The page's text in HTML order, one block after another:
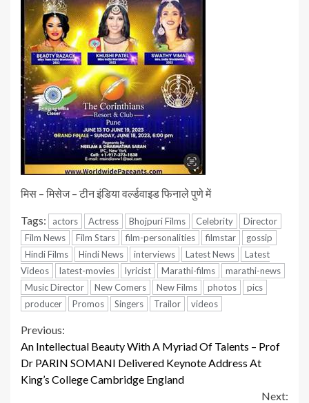
मिस – मिसेज – टीन इंडिया वर्ल्डवाइड फिनाले पुणे में
Tags: actors Actress Bhojpuri Films Celebrity
Director
Film News
Film Stars film-personalities filmstar
gossip
Hindi Films
Hindi News interviews Latest News
Latest
Videos
latest-movies lyricist Marathi-films
marathi-news
Music Director
New Comers New Films photos
pics
producer
Promos Singers Trailor videos
Continue
Reading
Previous:
An Intellectual Beauty With A Myriad Of Talents – Prof
Dr PARIN SOMANI Delivered Keynote Address At
King’s College Cambridge England
Next: